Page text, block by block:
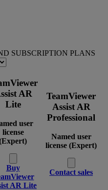
SUBSCRIPTION PLANS
AR
Lite
user
license
Buy
AR Lite
TeamViewer
Assist AR
Professional
Named user
license (Expert)
Contact sales